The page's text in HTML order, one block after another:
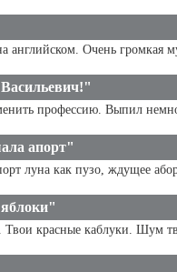
английском. Очень громкая
профессию. Выпил
апорт"
луна как пузо, ждущее
Твои красные каблуки. Шум